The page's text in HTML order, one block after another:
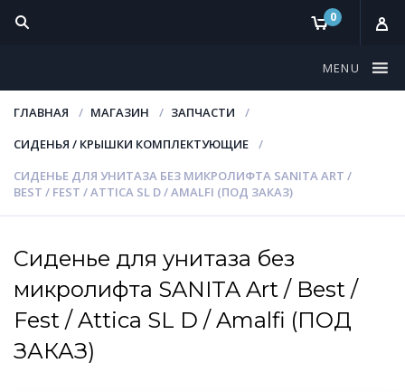
0
MENU
ГЛАВНАЯ МАГАЗИН
ЗАПЧАСТИ
СИДЕНЬЯ / КРЫШКИ КОМПЛЕКТУЮЩИЕ
СИДЕНЬЕ ДЛЯ УНИТАЗА БЕЗ МИКРОЛИФТА SANITA ART /
BEST / FEST / ATTICA SL D / AMALFI (ПОД ЗАКАЗ)
Сиденье для унитаза без
микролифта SANITA Art / Best /
Fest / Attica SL D / Amalfi (ПОД
ЗАКАЗ)